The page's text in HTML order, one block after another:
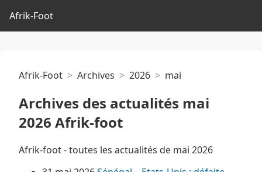
Afrik-Foot
Afrik-Foot Archives 2026 mai
Archives des actualités mai
2026 Afrik-foot
Afrik-foot - toutes les actualités de mai 2026